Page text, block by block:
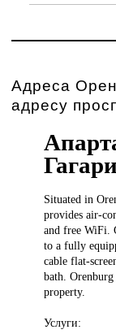
Адреса
адресу
Situated in
provides air-
and free WiFi.
to a fully
cable flat-
bath.
property.
Услуги: